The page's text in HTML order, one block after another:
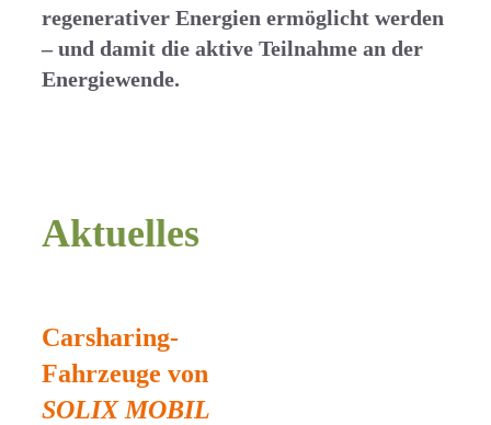
regenerativer Energien ermöglicht werden
– und damit die aktive Teilnahme an der
Energiewende.
Aktuelles
Carsharing-
Fahrzeuge von
SOLIX MOBIL